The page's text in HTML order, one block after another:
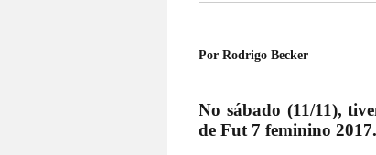
Por Rodrigo Becker
No sábado (11/11),
de Fut 7 feminino 2017.